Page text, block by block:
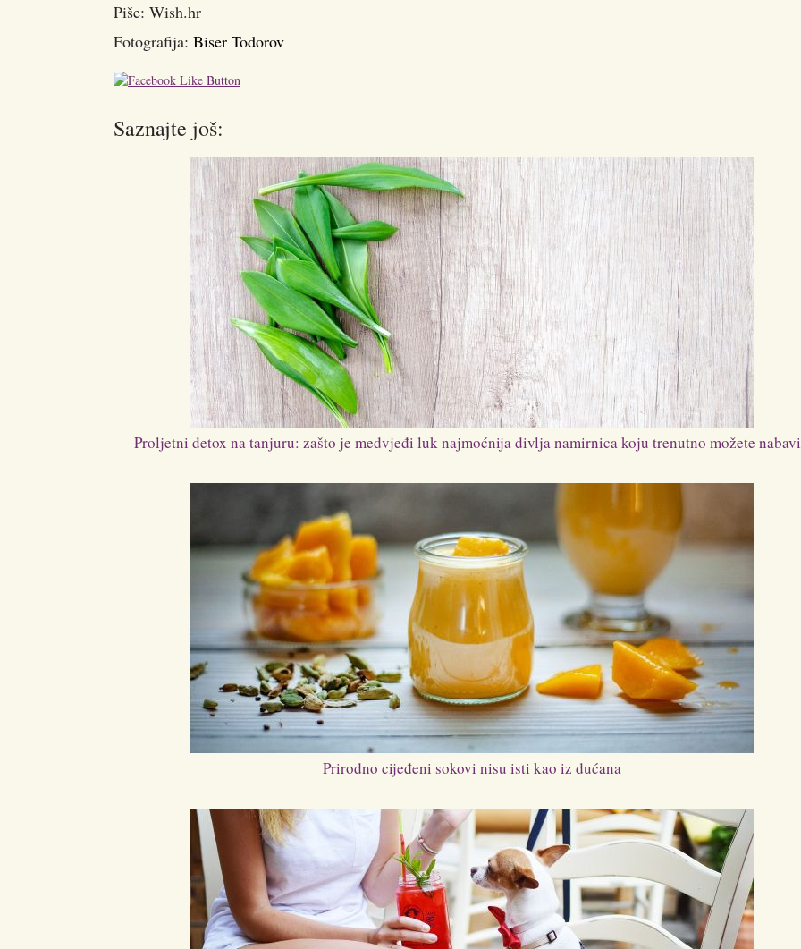
Piše: Wish.hr
Fotografija: Biser Todorov
Saznajte još:
Proljetni detox na tanjuru: zašto je medvjeđi luk najmoćnija divlja namirnica koju trenutno možete
Prirodno cijeđeni sokovi nisu isti kao iz dućana